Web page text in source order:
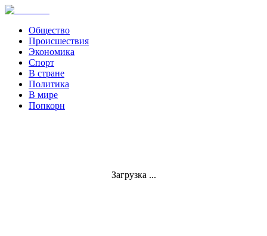
Общество
Происшествия
Экономика
Спорт
В стране
Политика
В мире
Попкорн
Загрузка ...